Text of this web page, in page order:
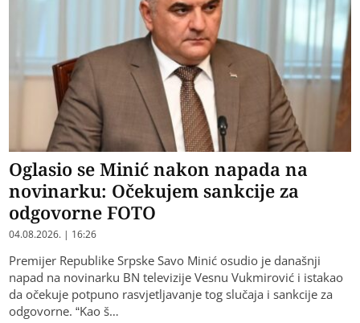
Oglasio se Minić nakon napada na
novinarku: Očekujem sankcije za
odgovorne FOTO
04.08.2026. | 16:26
Premijer Republike Srpske Savo Minić osudio je današnji
napad na novinarku BN televizije Vesnu Vukmirović i istakao
da očekuje potpuno rasvjetljavanje tog slučaja i sankcije za
odgovorne. “Kao š…